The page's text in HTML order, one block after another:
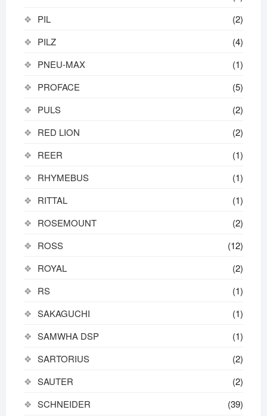
PIL
(2)
PILZ
(4)
PNEU-MAX
(1)
PROFACE
(5)
PULS
(2)
RED LION
(2)
REER
(1)
RHYMEBUS
(1)
RITTAL
(1)
ROSEMOUNT
(2)
ROSS
(12)
ROYAL
(2)
RS
(1)
SAKAGUCHI
(1)
SAMWHA DSP
(1)
SARTORIUS
(2)
SAUTER
(2)
SCHNEIDER
(39)